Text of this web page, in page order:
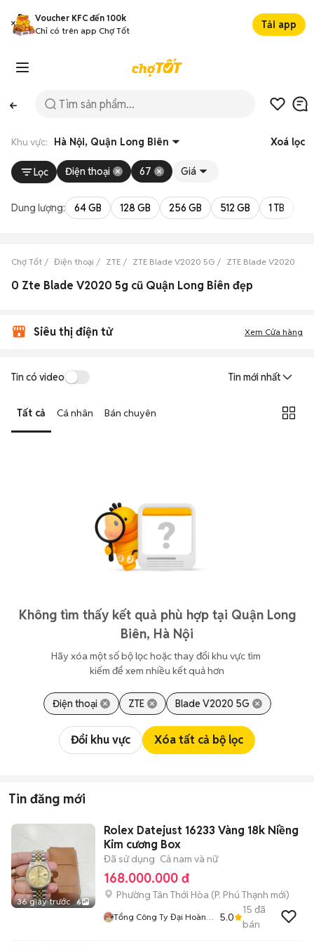
Voucher KFC đến 100k
Chỉ có trên app Chợ Tốt
Tải app
Khu vực: Hà Nội, Quận Long Biên Xoá lọc
Lọc Điện thoại 67 Giá
Dung lượng: 64 GB 128 GB 256 GB 512 GB 1 TB
Chợ Tốt Điện thoại ZTE ZTE Blade V2020 5G ZTE Blade V2020 5G
0 Zte Blade V2020 5g cũ Quận Long Biên đẹp
Siêu thị điện tử Xem Cửa hàng
Tin có video Tin mới nhất
Tất cả Cá nhân Bán chuyên
Không tìm thấy kết quả phù hợp tại Quận Long
Biên, Hà Nội
Hãy xóa một số bộ lọc hoặc thay đổi khu vực tìm
kiếm để xem nhiều kết quả hơn
Điện thoại ZTE Blade V2020 5G
Đổi khu vực Xóa tất cả bộ lọc
Tin đăng mới
36 giây trước 6
Rolex Datejust 16233 Vàng 18k Niềng
Kim cương Box
Đã sử dụng Cả nam và nữ
168.000.000 đ
Phường Tân Thới Hòa (P. Phú Thạnh mới)
Tổng Công Ty Đại Hoàng
5.0
15 đã
bán